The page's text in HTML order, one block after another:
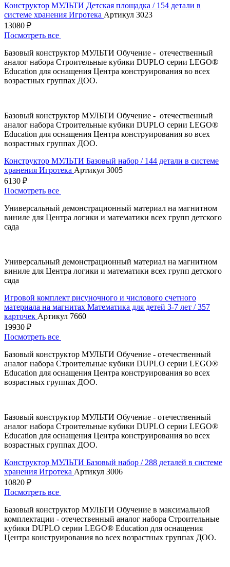
Конструктор МУЛЬТИ Детская площадка / 154 детали в
системе хранения Игротека Артикул 3023
13080 ₽
Посмотреть все
Базовый конструктор МУЛЬТИ Обучение - отечественный
аналог набора Строительные кубики DUPLO серии LEGO®
Education для оснащения Центра конструирования во всех
возрастных группах ДОО.
Базовый конструктор МУЛЬТИ Обучение - отечественный
аналог набора Строительные кубики DUPLO серии LEGO®
Education для оснащения Центра конструирования во всех
возрастных группах ДОО.
Конструктор МУЛЬТИ Базовый набор / 144 детали в системе
хранения Игротека Артикул 3005
6130 ₽
Посмотреть все
Универсальный демонстрационный материал на магнитном
виниле для Центра логики и математики всех групп детского
сада
Универсальный демонстрационный материал на магнитном
виниле для Центра логики и математики всех групп детского
сада
Игровой комплект рисуночного и числового счетного
материала на магнитах Математика для детей 3-7 лет / 357
карточек Артикул 7660
19930 ₽
Посмотреть все
Базовый конструктор МУЛЬТИ Обучение - отечественный
аналог набора Строительные кубики DUPLO серии LEGO®
Education для оснащения Центра конструирования во всех
возрастных группах ДОО.
Базовый конструктор МУЛЬТИ Обучение - отечественный
аналог набора Строительные кубики DUPLO серии LEGO®
Education для оснащения Центра конструирования во всех
возрастных группах ДОО.
Конструктор МУЛЬТИ Базовый набор / 288 деталей в системе
хранения Игротека Артикул 3006
10820 ₽
Посмотреть все
Базовый конструктор МУЛЬТИ Обучение в максимальной
комплектации - отечественный аналог набора Строительные
кубики DUPLO серии LEGO® Education для оснащения
Центра конструирования во всех возрастных группах ДОО.